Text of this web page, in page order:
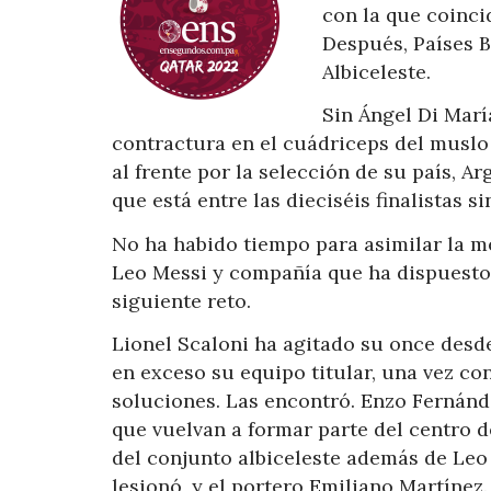
con la que
Después, Países
Albiceleste.
Sin Ángel Di
contractura en el cuádriceps del
al frente por la selección de su país,
que está entre las dieciséis finalistas
No ha habido tiempo para asimilar la
Leo Messi y compañía que ha
siguiente reto.
Lionel Scaloni ha agitado su once
en exceso su equipo titular, una vez
soluciones. Las encontró. Enzo
que vuelvan a formar parte del centro
del conjunto albiceleste además de